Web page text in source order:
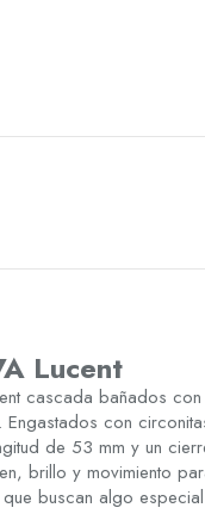
Lucent
cascada bañados
con
de 53 mm y un
brillo y movimiento
buscan algo